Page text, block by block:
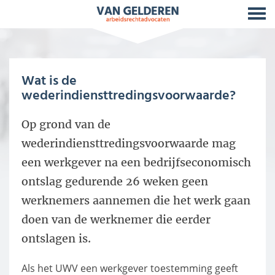
Wat is de
wederindiensttredingsvoorwaarde?
Op grond van de
wederindiensttredingsvoorwaarde mag
een werkgever na een bedrijfseconomisch
ontslag gedurende 26 weken geen
werknemers aannemen die het werk gaan
doen van de werknemer die eerder
ontslagen is.
Als het UWV een werkgever toestemming geeft